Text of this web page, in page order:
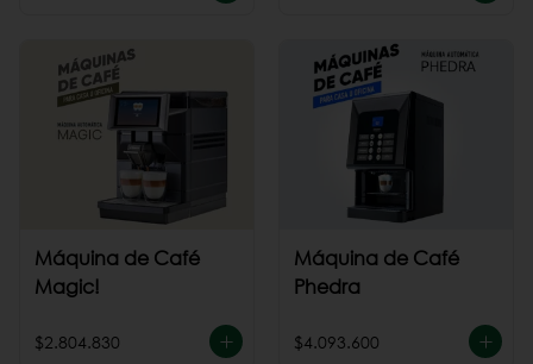
Máquina de Café
Magic!
$2.804.830
Máquina de Café
Phedra
$4.093.600